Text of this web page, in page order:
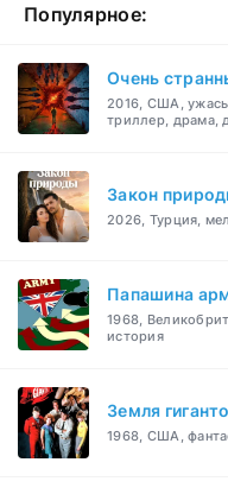
Популярное:
Очень
2016, США,
триллер, драма,
Закон
2026, Турция,
Папашина
1968,
история
Земля
1968, США,